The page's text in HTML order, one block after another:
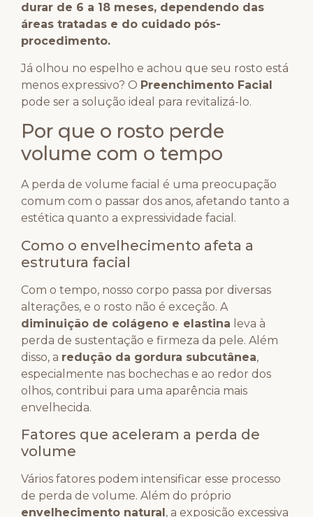
durar de 6 a 18 meses, dependendo das
áreas tratadas e do cuidado pós-
procedimento.
Já olhou no espelho e achou que seu rosto está
menos expressivo? O Preenchimento Facial
pode ser a solução ideal para revitalizá-lo.
Por que o rosto perde
volume com o tempo
A perda de volume facial é uma preocupação
comum com o passar dos anos, afetando tanto a
estética quanto a expressividade facial.
Como o envelhecimento afeta a
estrutura facial
Com o tempo, nosso corpo passa por diversas
alterações, e o rosto não é exceção. A
diminuição de colágeno e elastina leva à
perda de sustentação e firmeza da pele. Além
disso, a redução da gordura subcutânea,
especialmente nas bochechas e ao redor dos
olhos, contribui para uma aparência mais
envelhecida.
Fatores que aceleram a perda de
volume
Vários fatores podem intensificar esse processo
de perda de volume. Além do próprio
envelhecimento natural, a exposição excessiva